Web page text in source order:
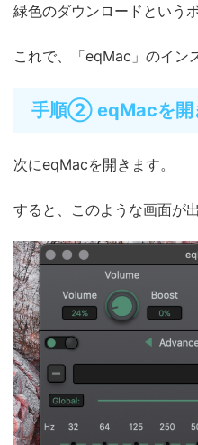
緑色のダウンロードという
これで、「eqMac」のイン
手順② eqMacを開
次にeqMacを開きます。
すると、このような画面が